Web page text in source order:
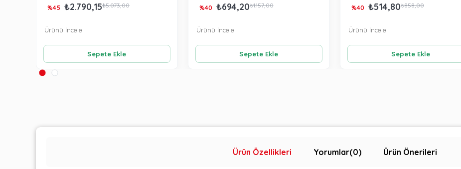
₺2.790,15₺5.073,00
%45
Sepete Ekle
Ürünü İncele
₺694,20₺1.157,00
%40
Sepete Ekle
Ürünü İncele
₺514,80₺858,00
%40
Sepete Ekle
Ürünü İncele
Ürün Özellikleri Yorumlar(0) Ürün Önerileri